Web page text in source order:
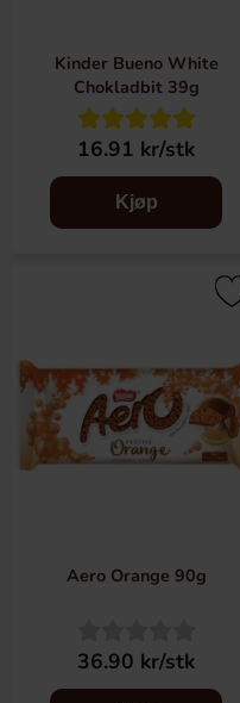
Kinder Bueno White
Chokladbit 39g
16.91 kr/stk
Kjøp
Aero Orange 90g
36.90 kr/stk